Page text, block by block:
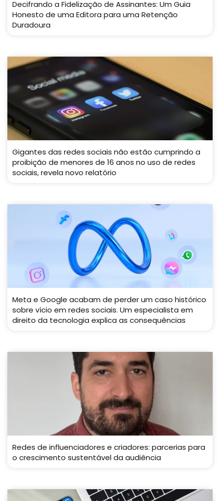
Decifrando a Fidelização de Assinantes: Um Guia
Honesto de uma Editora para uma Retenção
Duradoura
Gigantes das redes sociais não estão cumprindo a
proibição de menores de 16 anos no uso de redes
sociais, revela novo relatório
Meta e Google acabam de perder um caso histórico
sobre vício em redes sociais. Um especialista em
direito da tecnologia explica as consequências
Redes de influenciadores e criadores: parcerias para
o crescimento sustentável da audiência